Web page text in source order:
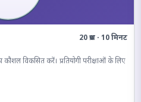
20 प्रश्न · 10 मिनट
विकसित करें। प्रतियोगी परीक्षाओं के लिए